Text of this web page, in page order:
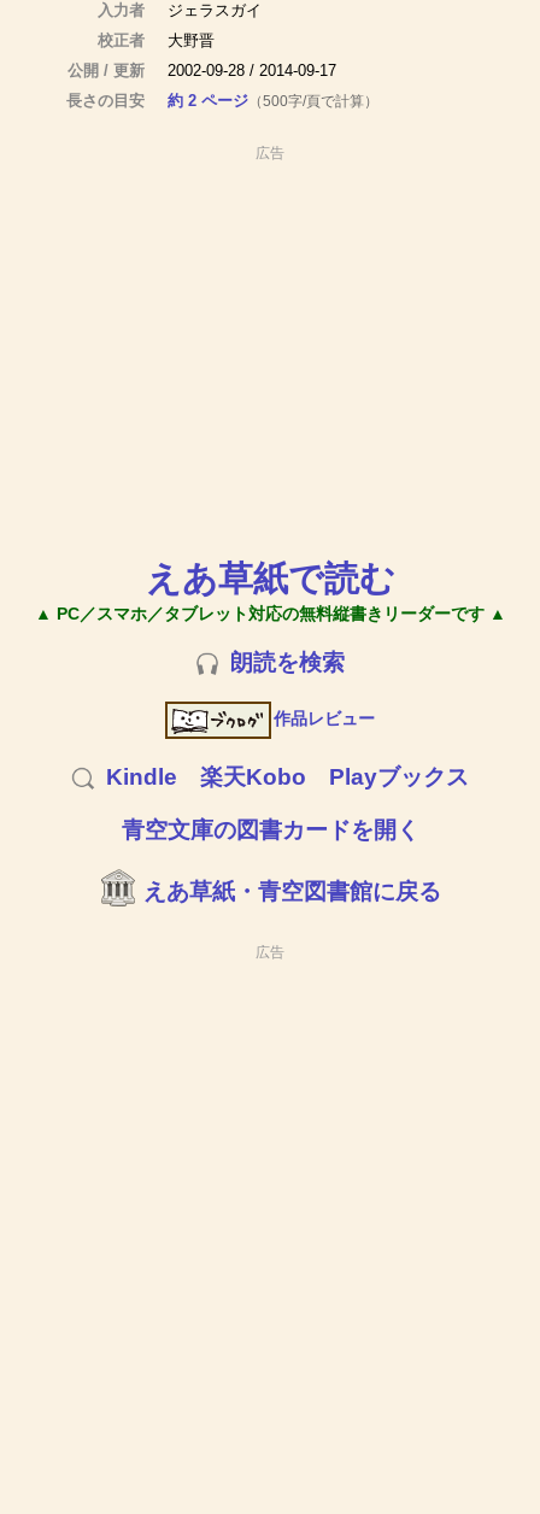
入力者
ジェラスガイ
校正者
大野晋
公開 / 更新
2002-09-28 / 2014-09-17
長さの目安
約 2 ページ （500字/頁で計算）
広告
えあ草紙で読む
▲ PC／スマホ／タブレット対応の無料縦書きリーダーです ▲
朗読を検索
作品レビュー
Kindle 楽天Kobo Playブックス
青空文庫の図書カードを開く
えあ草紙・青空図書館に戻る
広告